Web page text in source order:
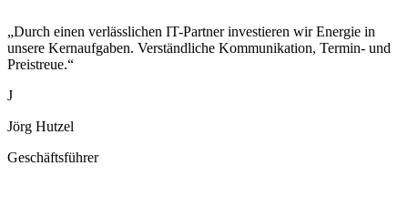
„Durch einen verlässlichen IT-Partner investieren wir Energie in
unsere Kernaufgaben. Verständliche Kommunikation, Termin- und
Preistreue.“
J
Jörg Hutzel
Geschäftsführer